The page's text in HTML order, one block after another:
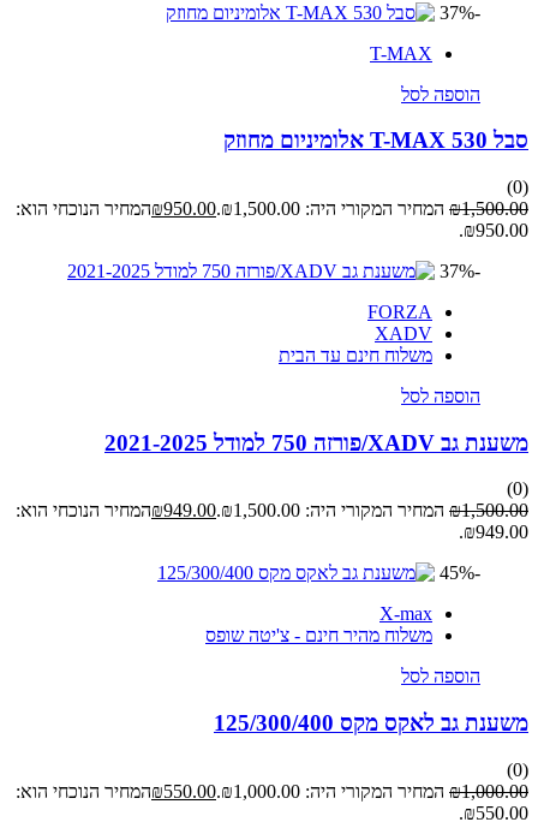
-37%
T-MAX
הוספה לסל
סבל T-MAX 530 אלומיניום מחוזק
(0)
₪1,500.00 המחיר המקורי היה: ₪1,500.00. ₪950.00
המחיר הנוכחי הוא:
₪950.00.
-37%
FORZA
XADV
משלוח חינם עד הבית
הוספה לסל
משענת גב XADV/פורזה 750 למודל 2021-2025
(0)
₪1,500.00 המחיר המקורי היה: ₪1,500.00. ₪949.00
המחיר הנוכחי הוא:
₪949.00.
-45%
X-max
משלוח מהיר חינם - צ'יטה שופס
הוספה לסל
משענת גב לאקס מקס 125/300/400
(0)
₪1,000.00 המחיר המקורי היה: ₪1,000.00. ₪550.00
המחיר הנוכחי הוא:
₪550.00.